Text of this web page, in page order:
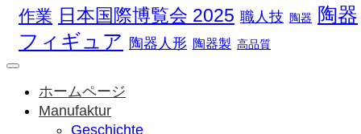
作業 日本国際博覧会 2025 職人技 陶器
陶器
フィギュア 陶器人形 陶器製 高品質
ホームページ
Manufaktur
Geschichte